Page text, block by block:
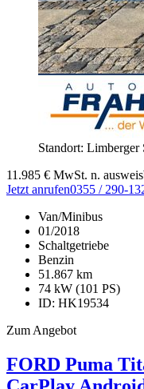
Standort: Limberger
11.985 € MwSt. n.
Jetzt anrufen0355 / 290-
Van/Minibus
01/2018
Schaltgetriebe
Benzin
51.867 km
74 kW (101 PS)
ID: HK19534
Zum Angebot
FORD Puma